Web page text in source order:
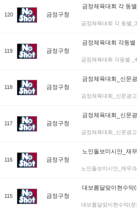
120 금정구청
금정체육대회 각 동
금정체육대회 각 동별_3
119 금정구청
금정체육대회 각동별
금정체육대회 각동별 _4
118 금정구청
금정체육대회_신문
금정체육대회_신문광고
117 금정구청
금정체육대회_신문
금정체육대회_신문광
116 금정구청
노인돌보미시안_재
노인돌보미시안_재무과
115 금정구청
대보름달맞이현수막
대보름달맞이현수막(